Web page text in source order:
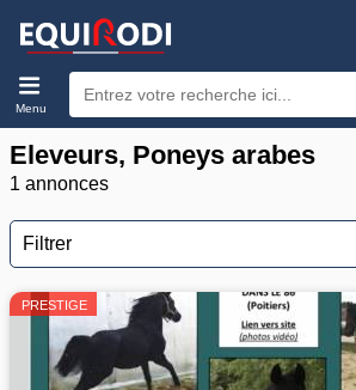
Menu
Eleveurs, Poneys arabes
1 annonces
Filtrer
PRESTIGE